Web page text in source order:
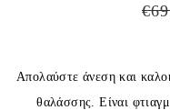
€
Απολαύστε άνεση και
θαλάσσης. Είναι